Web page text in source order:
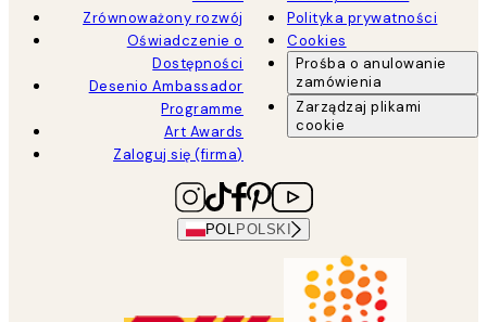
Zrównoważony rozwój
Oświadczenie o
Dostępności
Desenio Ambassador
Programme
Art Awards
Zaloguj się (firma)
Polityka prywatności
Cookies
Prośba o anulowanie
zamówienia
Zarządzaj plikami
cookie
POL POLSKI